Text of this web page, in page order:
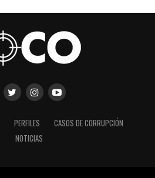
PERFILES
CASOS DE CORRUPCIÓN
NOTICIAS